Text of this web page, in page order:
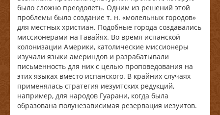
было сложно преодолеть. Одним из решений этой
проблемы было создание т. н. «молельных городов»
для местных христиан. Подобные города создавались
миссионерами на Гавайях. Во время испанской
колонизации Америки, католические миссионеры
изучали языки америндов и разрабатывали
письменность для них с целью проповедования на
этих языках вместо испанского. В крайних случаях
применялась стратегия иезуитских редукций,
например, для народов Гуарани, когда была
образована полунезависимая резервация иезуитов.